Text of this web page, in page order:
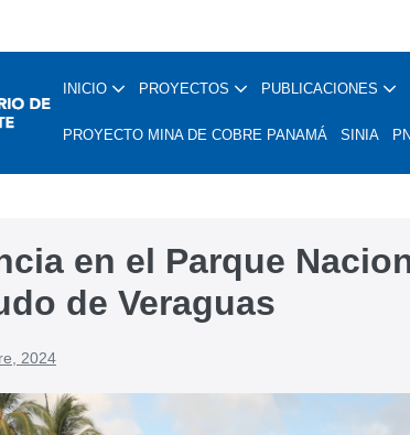
INICIO PROYECTOS PUBLICACIONES
PROYECTO MINA DE COBRE PANAMÁ SINIA
en el Parque
de Veraguas
2024